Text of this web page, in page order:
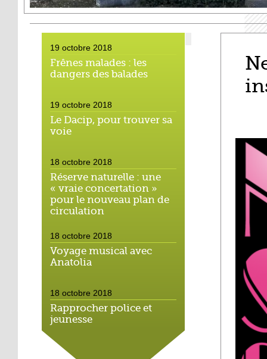
19 octobre 2018
Frênes malades : les
dangers des balades
19 octobre 2018
Le Dacip, pour trouver sa
voie
18 octobre 2018
Réserve naturelle : une
« vraie concertation »
pour le nouveau plan de
circulation
18 octobre 2018
Voyage musical avec
Anatolia
18 octobre 2018
Rapprocher police et
jeunesse
18 octobre 2018